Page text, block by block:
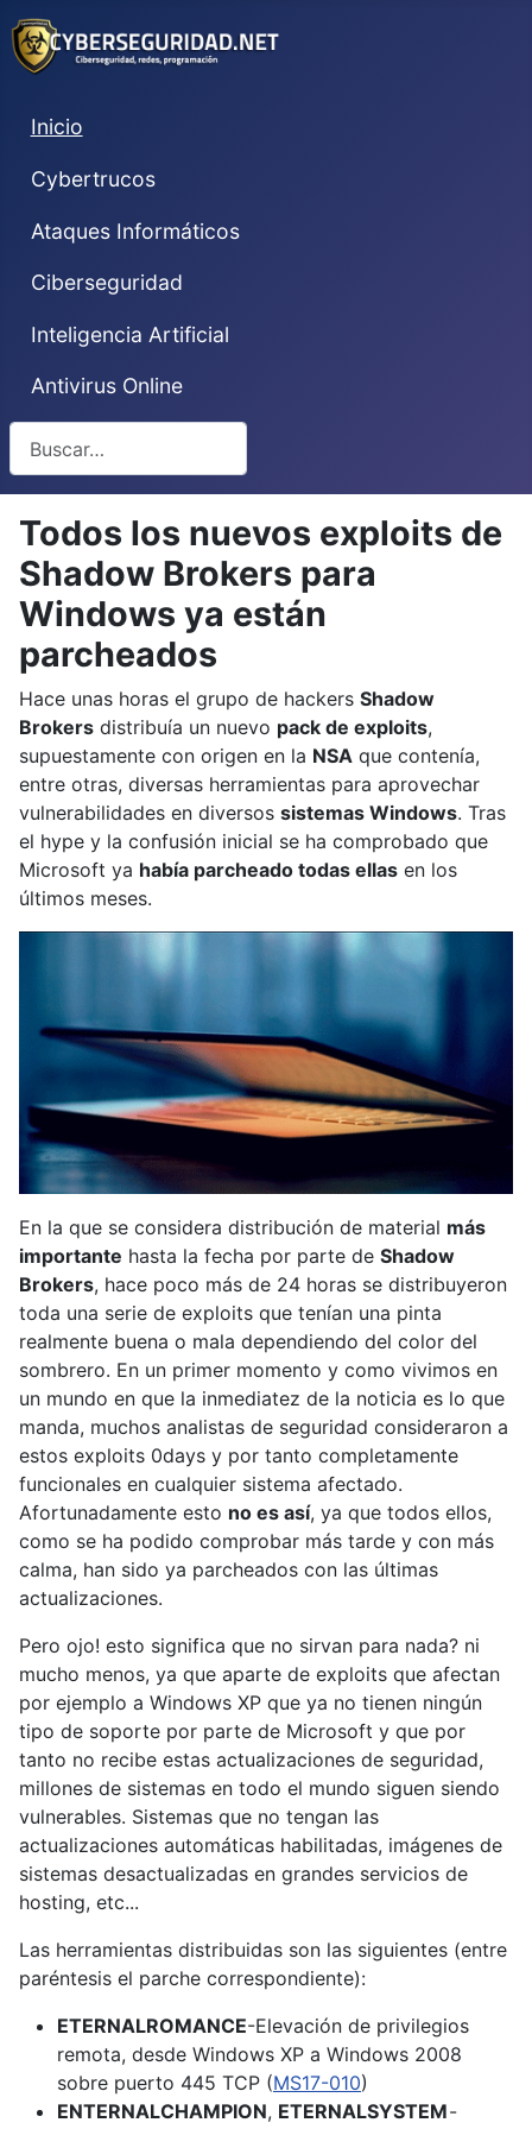
Inicio
Cybertrucos
Ataques Informáticos
Ciberseguridad
Inteligencia Artificial
Antivirus Online
Todos los nuevos exploits de
Shadow Brokers para
Windows ya están
parcheados
Hace unas horas el grupo de hackers Shadow
Brokers distribuía un nuevo pack de exploits,
supuestamente con origen en la NSA que contenía,
entre otras, diversas herramientas para aprovechar
vulnerabilidades en diversos sistemas Windows. Tras
el hype y la confusión inicial se ha comprobado que
Microsoft ya había parcheado todas ellas en los
últimos meses.
En la que se considera distribución de material más
importante hasta la fecha por parte de Shadow
Brokers, hace poco más de 24 horas se distribuyeron
toda una serie de exploits que tenían una pinta
realmente buena o mala dependiendo del color del
sombrero. En un primer momento y como vivimos en
un mundo en que la inmediatez de la noticia es lo que
manda, muchos analistas de seguridad consideraron a
estos exploits 0days y por tanto completamente
funcionales en cualquier sistema afectado.
Afortunadamente esto no es así, ya que todos ellos,
como se ha podido comprobar más tarde y con más
calma, han sido ya parcheados con las últimas
actualizaciones.
Pero ojo! esto significa que no sirvan para nada? ni
mucho menos, ya que aparte de exploits que afectan
por ejemplo a Windows XP que ya no tienen ningún
tipo de soporte por parte de Microsoft y que por
tanto no recibe estas actualizaciones de seguridad,
millones de sistemas en todo el mundo siguen siendo
vulnerables. Sistemas que no tengan las
actualizaciones automáticas habilitadas, imágenes de
sistemas desactualizadas en grandes servicios de
hosting, etc...
Las herramientas distribuidas son las siguientes (entre
paréntesis el parche correspondiente):
ETERNALROMANCE-Elevación de privilegios
remota, desde Windows XP a Windows 2008
sobre puerto 445 TCP (MS17-010)
ENTERNALCHAMPION, ETERNALSYSTEM-